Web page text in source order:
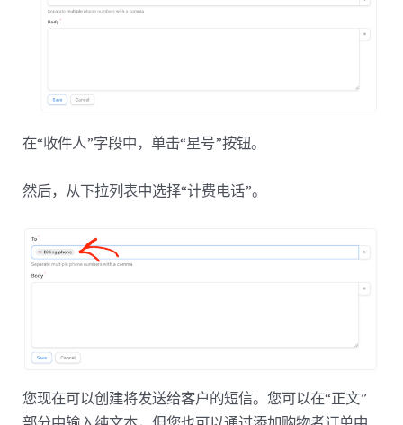
在“收件人”字段中，单击“星号”按钮。
然后，从下拉列表中选择“计费电话”。
您现在可以创建将发送给客户的短信。您可以在“正文”